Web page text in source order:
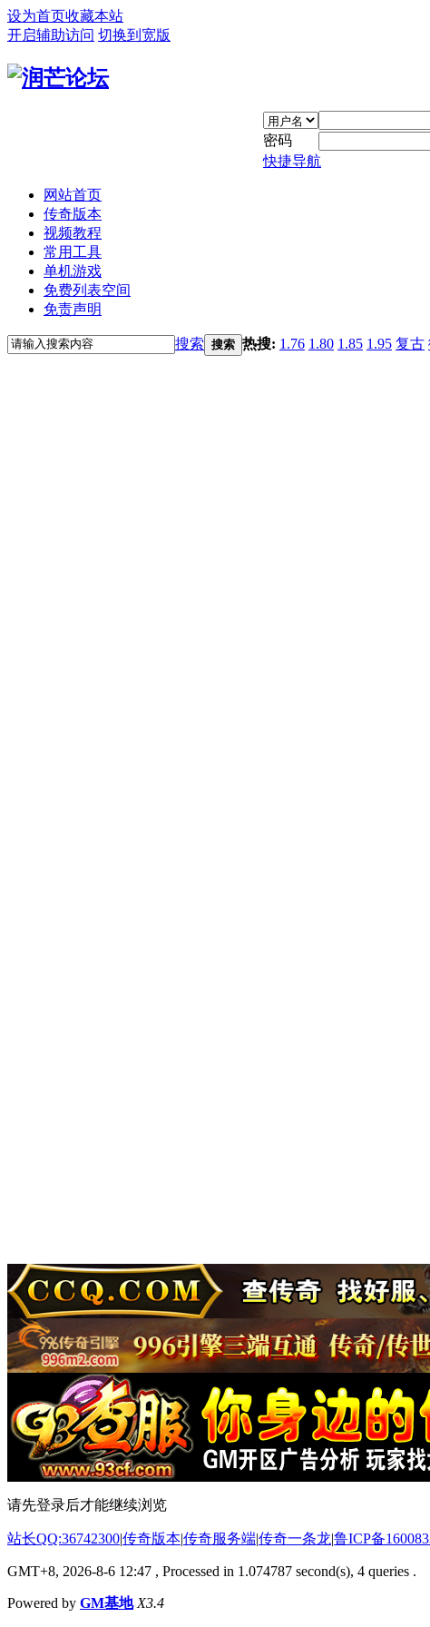
设为首页收藏本站
开启辅助访问 切换到宽版
密码
快捷导航
网站首页
传奇版本
视频教程
常用工具
单机游戏
免费列表空间
免责声明
搜索 搜索 热搜: 1.76 1.80 1.85 1.95 复古
请先登录后才能继续浏览
站长QQ:36742300|传奇版本|传奇服务端|传奇一条龙|鲁ICP备
GMT+8, 2026-8-6 12:47 , Processed in 1.074787 second(s), 4 queries .
Powered by GM基地 X3.4